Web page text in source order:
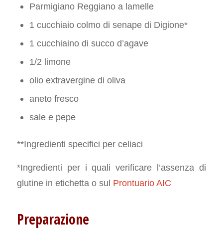
Parmigiano Reggiano a lamelle
1 cucchiaio colmo di senape di Digione*
1 cucchiaino di succo d’agave
1/2 limone
olio extravergine di oliva
aneto fresco
sale e pepe
**Ingredienti specifici per celiaci
*Ingredienti per i quali verificare l’assenza di
glutine in etichetta o sul Prontuario AIC
Preparazione